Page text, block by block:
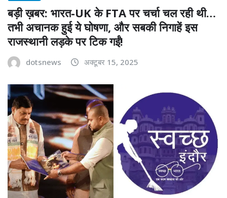
बड़ी ख़बर: भारत-UK के FTA पर चर्चा चल रही थी…
तभी अचानक हुई ये घोषणा, और सबकी निगाहें इस
राजस्थानी लड़के पर टिक गईं!
dotsnews अक्टूबर 15, 2025